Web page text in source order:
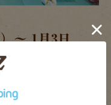
～ 1月3日